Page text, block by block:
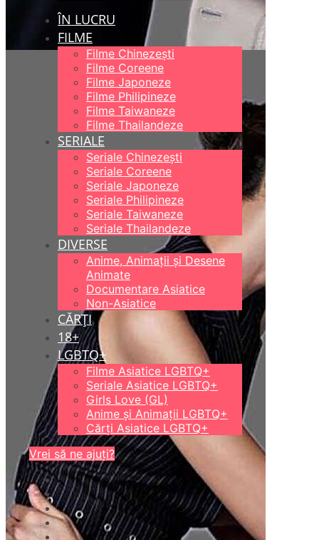
ÎN LUCRU
FILME
Filme Chinezești
Filme Coreene
Filme Japoneze
Filme Philipineze
Filme Taiwaneze
Filme Thailandeze
SERIALE
Seriale Chinezești
Seriale Coreene
Seriale Japoneze
Seriale Philipineze
Seriale Taiwaneze
Seriale Thailandeze
DIVERSE
Anime, Animații și Desene
Animate
Documentare Asiatice
Non-Asiatice
CĂRȚI
18+
LGBTQ+
Filme Asiatice LGBTQ+
Seriale Asiatice LGBTQ+
Girls Love (GL)
Anime și Animații LGBTQ+
Cărți Asiatice LGBTQ+
Vrei să ne ajuți?